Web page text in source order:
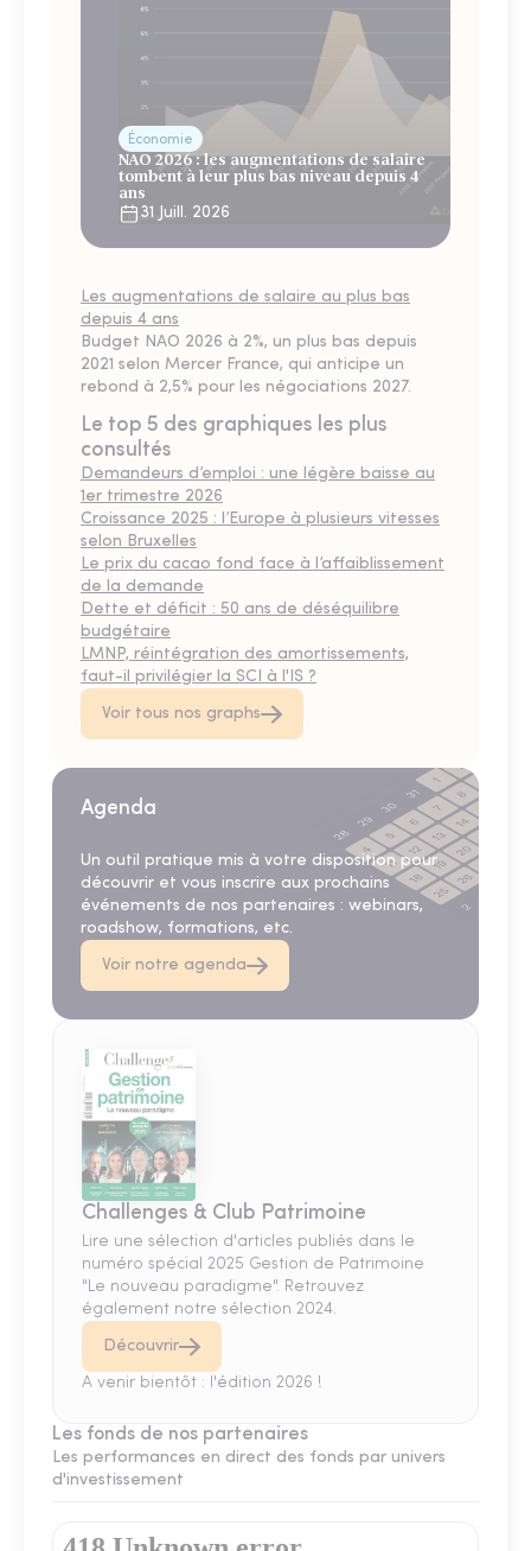
Économie
NAO 2026 : les augmentations de salaire
tombent à leur plus bas niveau depuis 4
ans
31 Juill. 2026
Les augmentations de salaire au plus bas
depuis 4 ans
Budget NAO 2026 à 2%, un plus bas depuis
2021 selon Mercer France, qui anticipe un
rebond à 2,5% pour les négociations 2027.
Le top 5 des graphiques les plus
consultés
Demandeurs d’emploi : une légère baisse au
1er trimestre 2026
Croissance 2025 : l’Europe à plusieurs vitesses
selon Bruxelles
Le prix du cacao fond face à l’affaiblissement
de la demande
Dette et déficit : 50 ans de déséquilibre
budgétaire
LMNP, réintégration des amortissements,
faut-il privilégier la SCI à l'IS ?
Voir tous nos graphs
Agenda
Un outil pratique mis à votre disposition pour
découvrir et vous inscrire aux prochains
événements de nos partenaires : webinars,
roadshow, formations, etc.
Voir notre agenda
Challenges & Club Patrimoine
Lire une sélection d'articles publiés dans le
numéro spécial 2025 Gestion de Patrimoine
"Le nouveau paradigme". Retrouvez
également notre sélection 2024.
Découvrir
A venir bientôt : l'édition 2026 !
Les fonds de nos partenaires
Les performances en direct des fonds par univers
d'investissement